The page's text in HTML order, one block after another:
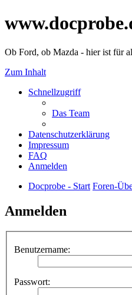
Ob Ford, ob Mazda - hier ist für
Zum Inhalt
Schnellzugriff
Das Team
Datenschutzerklärung
Impressum
FAQ
Anmelden
Docprobe - Start Foren-
Anmelden
Benutzername:
Passwort: